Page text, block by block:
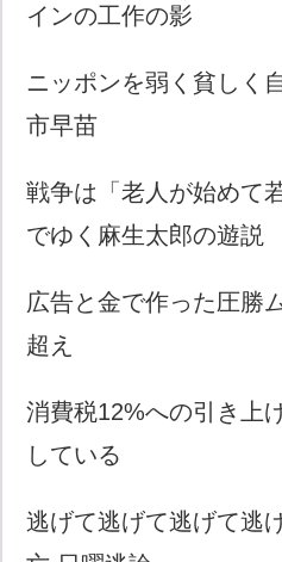
インの工作の影
ニッポンを弱く貧しく
市早苗
戦争は「老人が始めて
でゆく麻生太郎の遊説
広告と金で作った圧勝
超え
消費税12%への引き上
している
逃げて逃げて逃げて逃